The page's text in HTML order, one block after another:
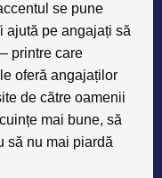
se pune
ajută pe angajați să
printre care
oferă angajaților
de către oamenii
mai bune, să
să nu mai piardă